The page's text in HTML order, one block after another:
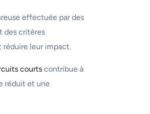
effectuée par des
des critères
réduire leur impact.
courts contribue à
réduit et une